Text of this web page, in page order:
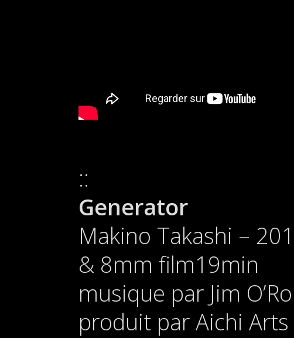
Generator
Makino Takashi –
& 8mm film19min
musique par Jim
produit par Aichi